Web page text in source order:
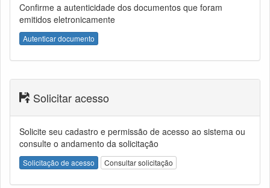
Confirme a autenticidade dos documentos que foram
emitidos eletronicamente
Autenticar documento
Solicitar acesso
Solicite seu cadastro e permissão de acesso ao sistema ou
consulte o andamento da solicitação
Solicitação de acesso Consultar solicitação